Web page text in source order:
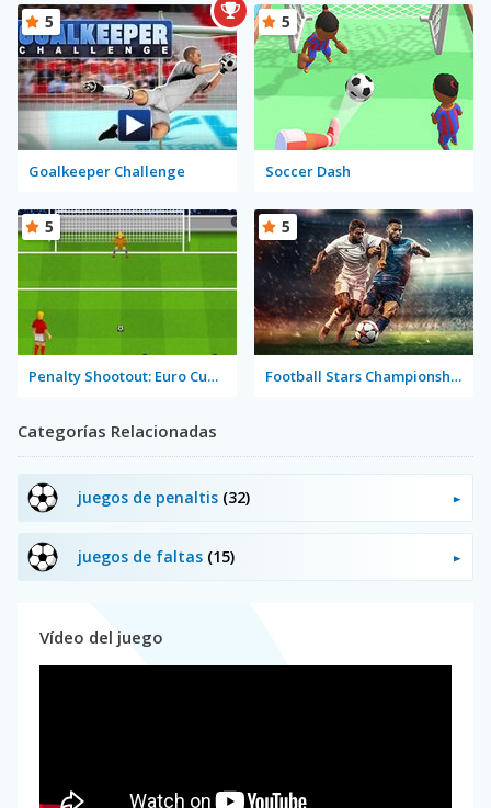
Goalkeeper Challenge
5
Soccer Dash
5
Penalty Shootout: Euro Cup 2016
5
Football Stars Championship
5
Categorías Relacionadas
juegos de penaltis (32)
juegos de faltas (15)
Vídeo del juego